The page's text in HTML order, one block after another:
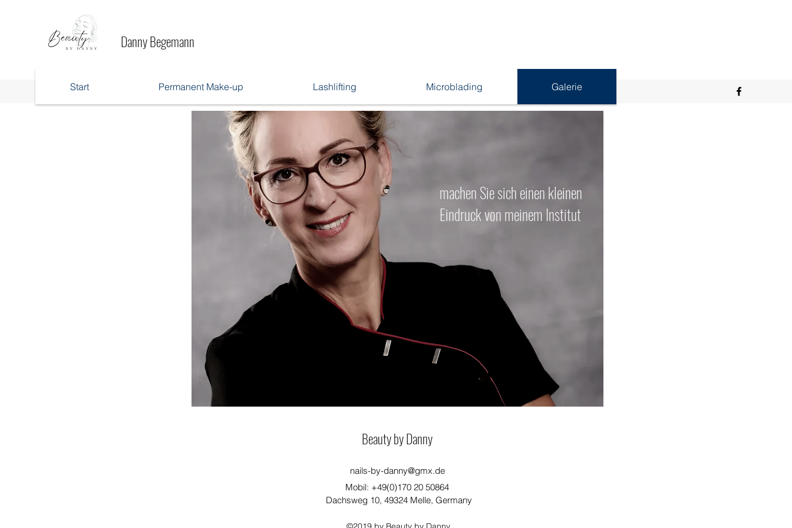
Danny Begemann
Start Permanent Make-up Lashlifting Microblading Galerie
machen Sie sich einen kleinen
Eindruck von meinem Institut
Beauty by Danny
nails-by-danny@gmx.de
Mobil: +49(0)170 20 50864
Dachsweg 10, 49324 Melle, Germany